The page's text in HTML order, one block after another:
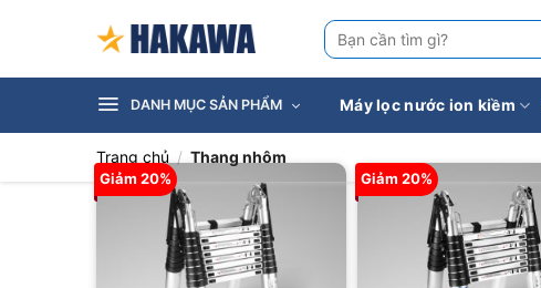
dung
Tìm
kiếm:
DANH MỤC SẢN PHẨM Máy lọc nước ion kiềm
Trang chủ / Thang nhôm
Giảm 20% Giảm 20%